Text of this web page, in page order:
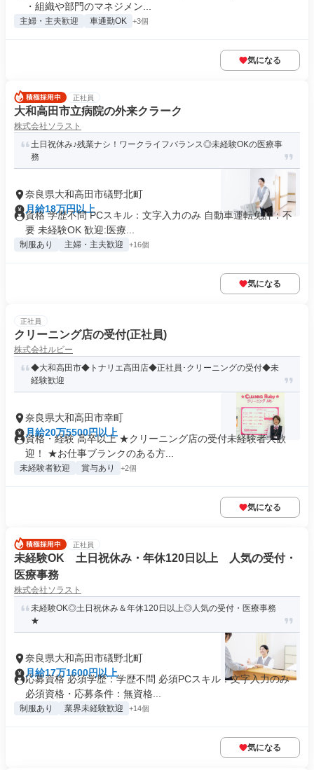
・組織や部門のマネジメン...
主婦・主夫歓迎 車通勤OK +3個
気になる
正社員
大和高田市立病院の外来クラーク
株式会社ソラスト
土日祝休み♪残業ナシ！ワークライフバランス◎未経験OKの医療事
務
奈良県大和高田市礒野北町
月給18万円以上
資格 学歴不問 PCスキル：文字入力のみ 自動車運転免許：不
要 未経験OK 歓迎:医療...
制服あり 主婦・主夫歓迎 +16個
気になる
正社員
クリーニング店の受付(正社員)
株式会社ルビー
◆大和高田市◆トナリエ高田店◆正社員･クリーニングの受付◆未
経験歓迎
奈良県大和高田市幸町
月給20万5500円以上
資格・経験 高卒以上 ★クリーニング店の受付未経験者大歓
迎！ ★お仕事ブランクのある方...
未経験者歓迎 賞与あり +2個
気になる
正社員
未経験OK 土日祝休み・年休120日以上 人気の受付・
医療事務
株式会社ソラスト
未経験OK◎土日祝休み＆年休120日以上◎人気の受付・医療事務
★
奈良県大和高田市礒野北町
月給17万1600円以上
応募資格 必須学歴：学歴不問 必須PCスキル：文字入力のみ
必須資格・応募条件：無資格...
制服あり 業界未経験歓迎 +14個
気になる